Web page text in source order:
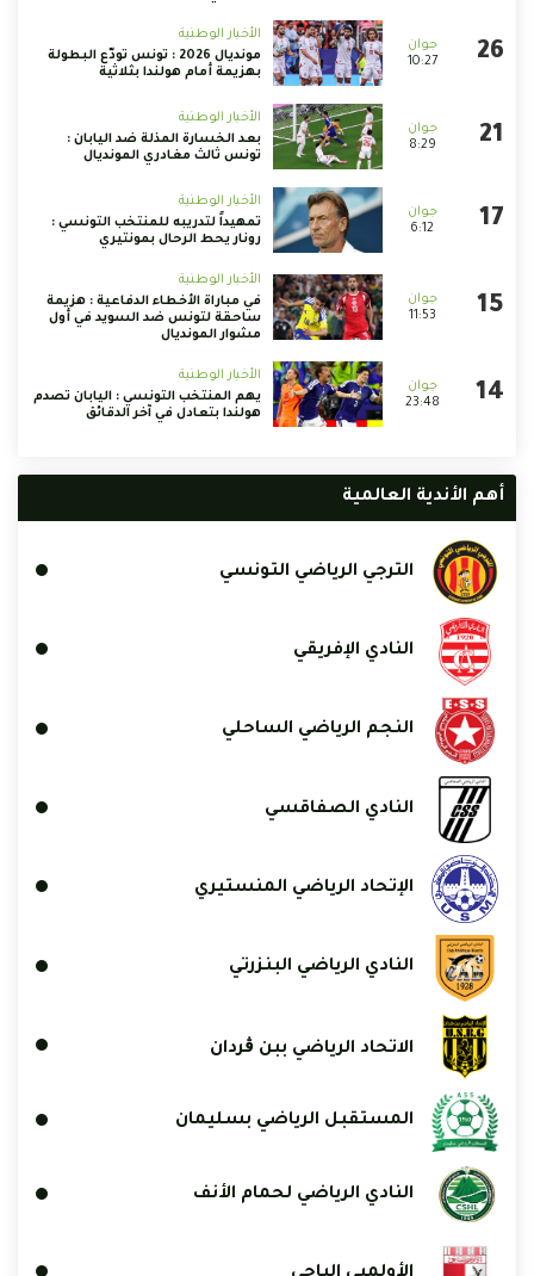
10:27
الأخبار الوطنية
مونديال 2026 : تونس تودّع البطولة
بهزيمة أمام هولندا بثلاثية
8:29
الأخبار الوطنية
بعد الخسارة المذلة ضد اليابان :
تونس ثالث مغادري المونديال
6:12
الأخبار الوطنية
تمهيداً لتدريبه للمنتخب التونسي :
رونار يحط الرحال بمونتيري
11:53
الأخبار الوطنية
في مباراة الأخطاء الدفاعية : هزيمة
ساحقة لتونس ضد السويد في أول
مشوار المونديال
23:48
الأخبار الوطنية
يهم المنتخب التونسي : اليابان تصدم
هولندا بتعادل في آخر الدقائق
أهم الأندية العالمية
الترجي الرياضي التونسي
النادي الإفريقي
النجم الرياضي الساحلي
النادي الصفاقسي
الإتحاد الرياضي المنستيري
النادي الرياضي البنزرتي
الاتحاد الرياضي ببن ڨردان
المستقبل الرياضي بسليمان
النادي الرياضي لحمام الأنف